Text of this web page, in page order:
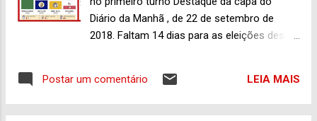
Trindade oferta, no total, 120 vagas nos
cursos superiores. Estão abertas inscrições
para Engenharia Civil, Engenharia Elétrica e
novembro. Saiba mais detalhes clicando
Diário da Manhã , de 22 de setembro de
2018. Faltam 14 dias para as eleições deste
tanta coisa que antigamente movimentava
as disputas eleitorais, que conseguiram
Postar um comentário LEIA MAIS